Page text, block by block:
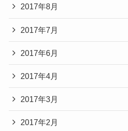
2017年8月
2017年7月
2017年6月
2017年4月
2017年3月
2017年2月